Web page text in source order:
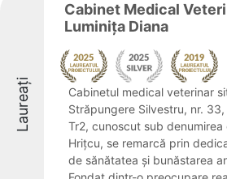
Laureați
Cabinet Medical
Luminiţa Diana
Cabinetul medical veterinar
Străpungere Silvestru, nr.
Tr2, cunoscut sub denumirea
Hriţcu, se remarcă prin
de sănătatea și bunăstarea